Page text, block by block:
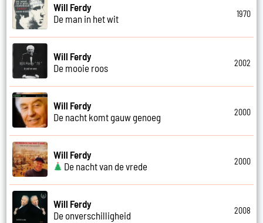
Will Ferdy
De man in het wit
1970
Will Ferdy
De mooie roos
2002
Will Ferdy
De nacht komt gauw genoeg
2000
Will Ferdy
De nacht van de vrede
2000
Will Ferdy
De onverschilligheid
2008